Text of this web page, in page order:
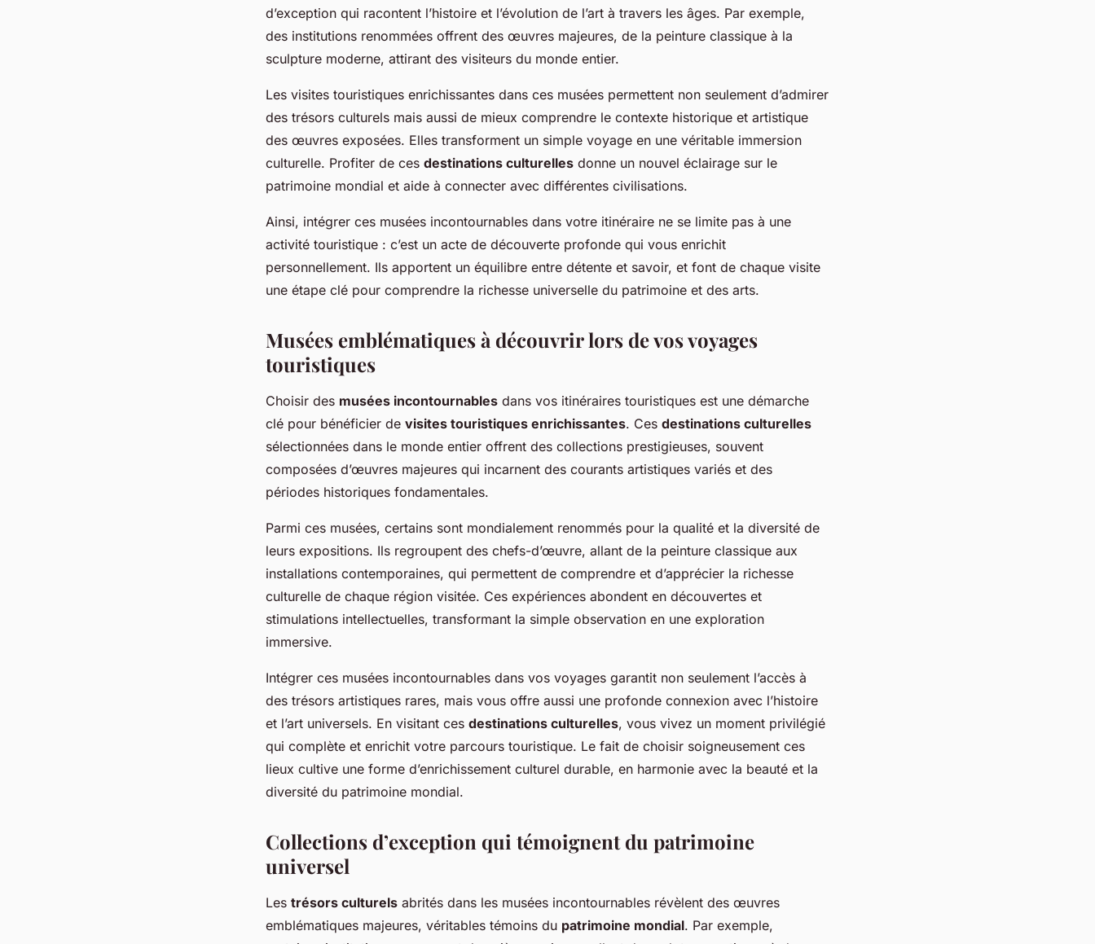
d’exception qui racontent l’histoire et l’évolution de l’art à travers les âges. Par exemple,
des institutions renommées offrent des œuvres majeures, de la peinture classique à la
sculpture moderne, attirant des visiteurs du monde entier.
Les visites touristiques enrichissantes dans ces musées permettent non seulement d’admirer
des trésors culturels mais aussi de mieux comprendre le contexte historique et artistique
des œuvres exposées. Elles transforment un simple voyage en une véritable immersion
culturelle. Profiter de ces destinations culturelles donne un nouvel éclairage sur le
patrimoine mondial et aide à connecter avec différentes civilisations.
Ainsi, intégrer ces musées incontournables dans votre itinéraire ne se limite pas à une
activité touristique : c’est un acte de découverte profonde qui vous enrichit
personnellement. Ils apportent un équilibre entre détente et savoir, et font de chaque visite
une étape clé pour comprendre la richesse universelle du patrimoine et des arts.
Musées emblématiques à découvrir lors de vos voyages
touristiques
Choisir des musées incontournables dans vos itinéraires touristiques est une démarche
clé pour bénéficier de visites touristiques enrichissantes. Ces destinations culturelles
sélectionnées dans le monde entier offrent des collections prestigieuses, souvent
composées d’œuvres majeures qui incarnent des courants artistiques variés et des
périodes historiques fondamentales.
Parmi ces musées, certains sont mondialement renommés pour la qualité et la diversité de
leurs expositions. Ils regroupent des chefs-d’œuvre, allant de la peinture classique aux
installations contemporaines, qui permettent de comprendre et d’apprécier la richesse
culturelle de chaque région visitée. Ces expériences abondent en découvertes et
stimulations intellectuelles, transformant la simple observation en une exploration
immersive.
Intégrer ces musées incontournables dans vos voyages garantit non seulement l’accès à
des trésors artistiques rares, mais vous offre aussi une profonde connexion avec l’histoire
et l’art universels. En visitant ces destinations culturelles, vous vivez un moment privilégié
qui complète et enrichit votre parcours touristique. Le fait de choisir soigneusement ces
lieux cultive une forme d’enrichissement culturel durable, en harmonie avec la beauté et la
diversité du patrimoine mondial.
Collections d’exception qui témoignent du patrimoine
universel
Les trésors culturels abrités dans les musées incontournables révèlent des œuvres
emblématiques majeures, véritables témoins du patrimoine mondial. Par exemple,